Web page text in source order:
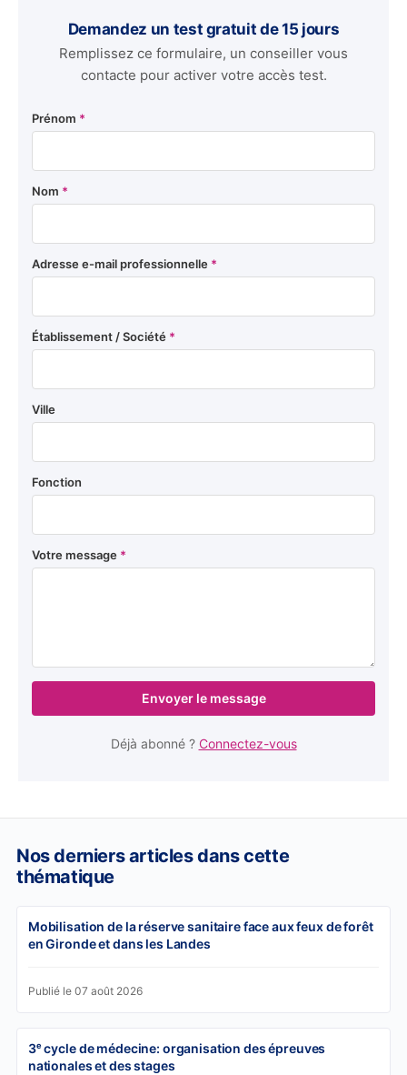
Demandez un test gratuit de 15 jours
Remplissez ce formulaire, un conseiller vous
contacte pour activer votre accès test.
Prénom *
Nom *
Adresse e-mail professionnelle *
Établissement / Société *
Ville
Fonction
Votre message *
Envoyer le message
Déjà abonné ? Connectez-vous
Nos derniers articles dans cette
thématique
Mobilisation de la réserve sanitaire face aux feux de forêt
en Gironde et dans les Landes
Publié le 07 août 2026
3ᵉ cycle de médecine: organisation des épreuves
nationales et des stages